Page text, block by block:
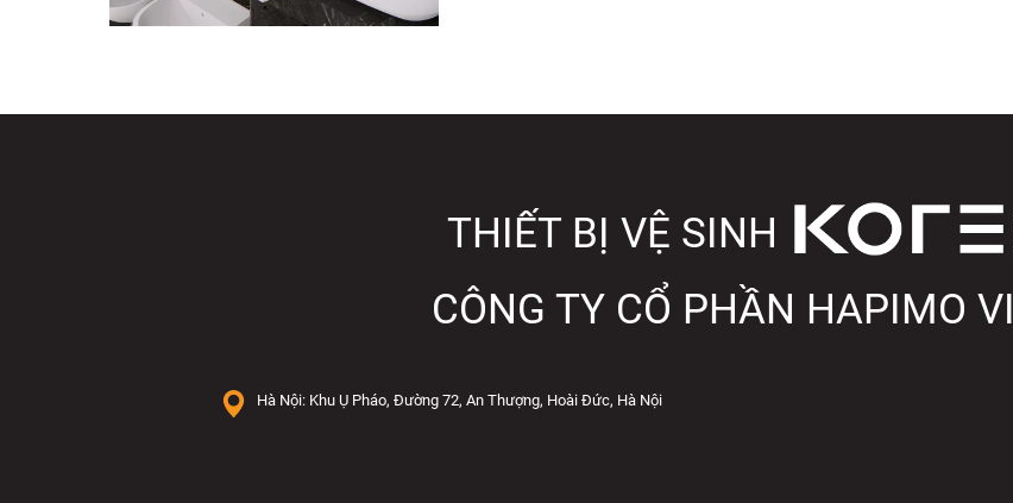
THIẾT BỊ VỆ SINH
CÔNG TY CỔ PHẦN HAPIMO
Hà Nội: Khu Ụ Pháo, Đường 72, An Thượng, Hoài Đức, Hà Nội